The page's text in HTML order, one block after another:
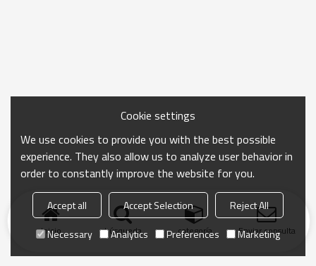
Inicio búsqueda categoría Enviar consulta
Cookie settings
We use cookies to provide you with the best possible
experience. They also allow us to analyze user behavior in
order to constantly improve the website for you.
Accept all Accept Selection
Reject All
Necessary
Analytics Preferences Marketing